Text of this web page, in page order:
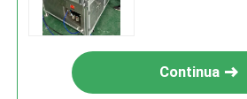
Continua